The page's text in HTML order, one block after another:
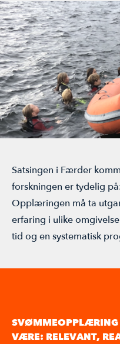
Satsingen i Færder
forskningen er tydelig
Opplæringen må ta
erfaring i ulike
tid og en systematisk
SVØMMEOPPLÆRING
VÆRE: RELEVANT,